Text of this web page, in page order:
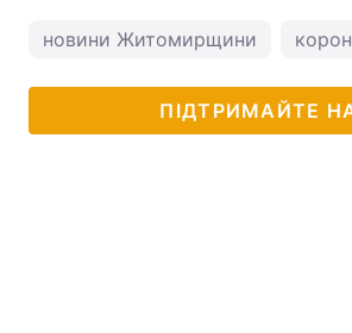
новини Житомирщини
ПІДТРИМАЙТЕ